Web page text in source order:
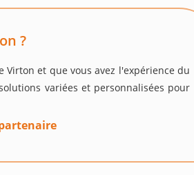
?
et que vous avez l'expérience du
variées et personnalisées pour